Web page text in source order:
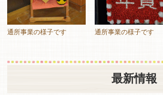
通所事業の様子です 通所事業の様子です
最新情報